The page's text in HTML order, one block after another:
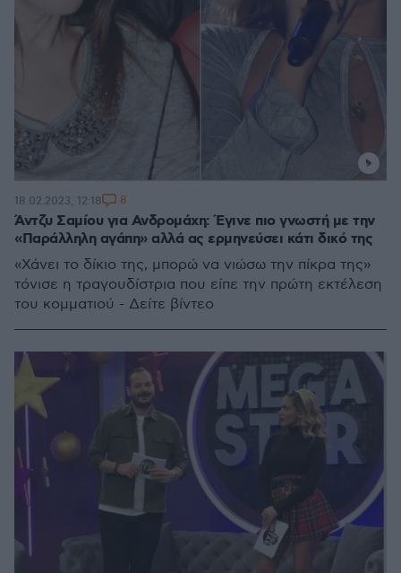
Άντζυ Σαμίου για Ανδρομάχη: Έγινε πιο γνωστή με την
«Παράλληλη αγάπη» αλλά ας ερμηνεύσει κάτι δικό της
«Χάνει το δίκιο της, μπορώ να νιώσω την πίκρα της»
τόνισε η τραγουδίστρια που είπε την πρώτη εκτέλεση
του κομματιού - Δείτε βίντεο
18.02.2023, 12:18 8